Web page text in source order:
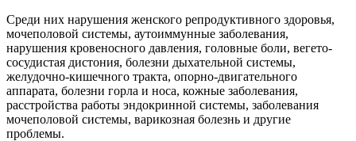
Среди них нарушения женского репродуктивного здоровья,
мочеполовой системы, аутоиммунные заболевания,
нарушения кровеносного давления, головные боли, вегето-
сосудистая дистония, болезни дыхательной системы,
желудочно-кишечного тракта, опорно-двигательного
аппарата, болезни горла и носа, кожные заболевания,
расстройства работы эндокринной системы, заболевания
мочеполовой системы, варикозная болезнь и другие
проблемы.